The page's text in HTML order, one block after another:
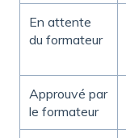
En attente
du formateur
Approuvé par
le formateur